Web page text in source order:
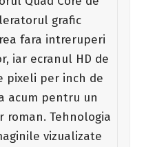
grafic
fara intreruperi
iar ecranul HD de
pixeli per inch de
acum pentru un
Tehnologia
vizualizate